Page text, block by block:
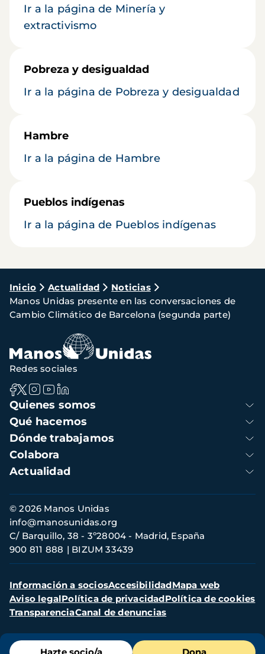
Ir a la página de Minería y
extractivismo
Pobreza y desigualdad
Ir a la página de Pobreza y desigualdad
Hambre
Ir a la página de Hambre
Pueblos indígenas
Ir a la página de Pueblos indígenas
Ruta
de
navegación
Inicio Actualidad
Noticias
Manos Unidas presente en las conversaciones de
Cambio Climático de Barcelona (segunda parte)
Menú
Navegación
principal
Quienes somos
Qué hacemos
Dónde trabajamos
Colabora
Actualidad
Redes sociales
Información
de
contacto
© 2026 Manos Unidas
C/ Barquillo, 38 - 3º28004 - Madrid, España
900 811 888
BIZUM 33439
info@manosunidas.org
Menú
secundario
Información a sociosAccesibilidadMapa web
Aviso legalPolítica de privacidadPolítica de cookies
TransparenciaCanal de denuncias